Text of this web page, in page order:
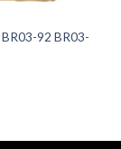
BR03-92 BR03-